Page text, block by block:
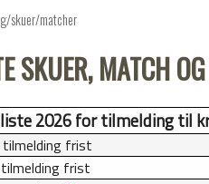
skuer/matcher
SKUER, MATCH
2026 for tilmelding til
frist
frist